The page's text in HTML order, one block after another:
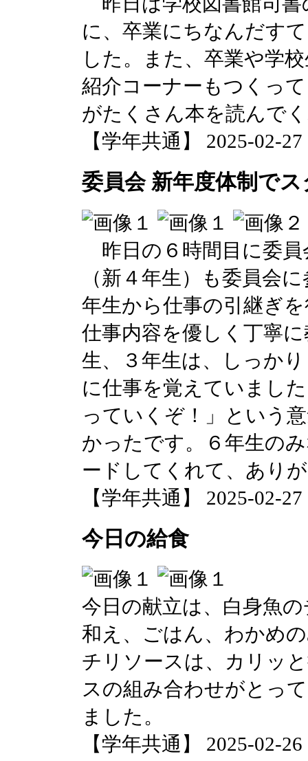
に、卒業にちなんだす
した。また、卒業や学
紹介コーナーもつくっ
がたくさん本を読んで
【学年共通】 2025-02-
委員会 新年度体制で
昨日の６時間目に委員
（新４年生）も委員会
年生から仕事の引継ぎ
仕事内容を優しく丁寧
生、３年生は、しっか
に仕事を覚えていまし
っていくぞ！」という
かったです。６年生の
ードしてくれて、あり
【学年共通】 2025-02-
今日の給食
今日の献立は、白身魚
和え、ごはん、わかめ
チリソースは、カリッ
スの組み合わせがとっ
ました。
【学年共通】 2025-02-